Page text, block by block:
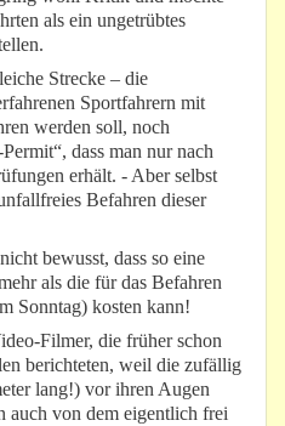
als ein ungetrübtes
Strecke – die
Sportfahrern mit
werden soll, noch
dass man nur nach
erhält. - Aber selbst
Befahren dieser
bewusst, dass so eine
als die für das Befahren
Sonntag) kosten kann!
Filmer, die früher schon
berichteten, weil die zufällig
lang!) vor ihren Augen
auch von dem eigentlich frei